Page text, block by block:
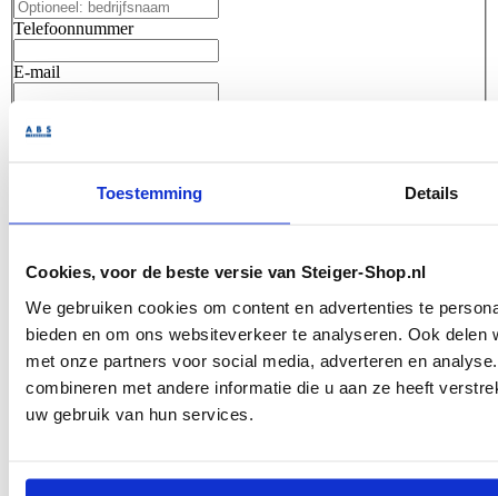
Toestemming Details
Cookies, voor de beste versie van Steiger-Shop.nl
We gebruiken cookies om content en advertenties te
bieden en om ons websiteverkeer te analyseren. Ook
met onze partners voor social media, adverteren en
combineren met andere informatie die u aan ze heeft
uw gebruik van hun services.
Telefoonnummer
E-mail
Offerte aanvragen
Nieuwe en gebruiktematerialen
Persoonlijke hulpvan specialisten
Spoedleveringen
Omschrijving
Layher Allround Hulpkorteling 1,57 meter nieuw
SKU
2615157n